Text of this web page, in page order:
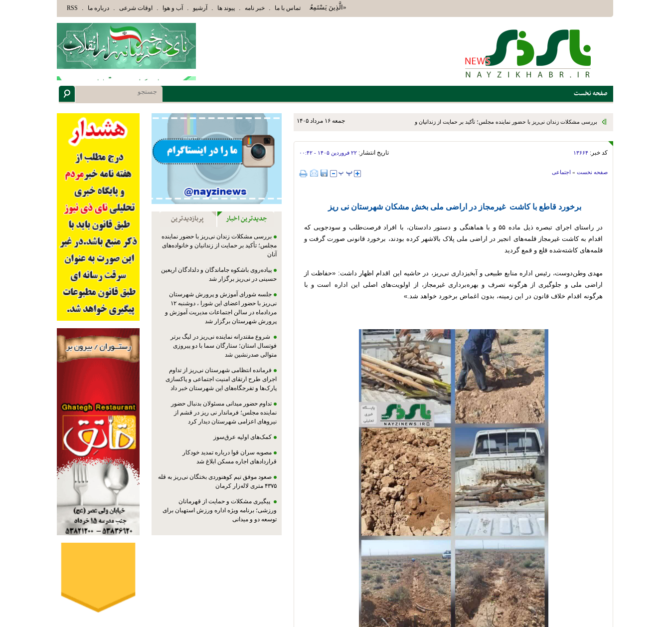
«الَّذِينَ يَسْتَمِعُونَ الْقَوْلَ فَيَتَّبِعُونَ أَحْسَنَهُ أُوْلَئِكَ الَّذِينَ هَدَاهُمُ اللَّهُ وَأُوْلَئِكَ هُمْ أُوْلُوا الْأَلْبَابِ» عاقلان هدایت یافته،حرفها را میشنوند و
تماس با ما . خبر نامه . پیوند ها . آرشیو . آب و هوا . اوقات شرعی . درباره ما .
RSS
صفحه نخست
جمعه ۱۶ مرداد ۱۴۰۵ بررسی مشکلات زندان نی‌ریز با حضور نماینده مجلس؛ تأکید بر حمایت از زندانیان و خانواده‌های آنان
کد خبر: ۱۳۶۶۴ تاریخ انتشار: ۲۲ فروردين ۱۴۰۵ - ۰۰:۴۲
صفحه نخست » اجتماعی
برخورد قاطع با کاشت غیرمجاز در اراضی ملی بخش مشکان شهرستان نی ریز
در راستای اجرای تبصره ذیل ماده ۵۵ و با هماهنگی و دستور دادستان، با افراد فرصت‌طلب و سودجویی که
اقدام به کاشت غیرمجاز قلمه‌های انجیر در اراضی ملی پلاک بالاشهر کرده بودند، برخورد قانونی صورت گرفت و
قلمه‌های کاشته‌شده قلع و قمع گردید
مهدی وطن‌دوست، رئیس اداره منابع طبیعی و آبخیزداری نی‌ریز، در حاشیه این اقدام اظهار داشت: «حفاظت از
اراضی ملی و جلوگیری از هرگونه تصرف و بهره‌برداری غیرمجاز، از اولویت‌های اصلی این اداره است و با
هرگونه اقدام خلاف قانون در این زمینه، بدون اغماض برخورد خواهد شد.»
جدیدترین اخبار پربازدیدترین
بررسی مشکلات زندان نی‌ریز با حضور نماینده
مجلس؛ تأکید بر حمایت از زندانیان و خانواده‌های
آنان
پیاده‌روی باشکوه جاماندگان و دلدادگان اربعین
حسینی در نی‌ریز برگزار شد
جلسه شورای آموزش و پرورش شهرستان
نی‌ریز با حضور اعضای این شورا ، دوشنبه ۱۲
مردادماه در سالن اجتماعات مدیریت آموزش و
پرورش شهرستان برگزار شد
شروع مقتدرانه نماینده نی‌ریز در لیگ برتر
فوتسال استان؛ ستارگان سما با دو پیروزی
متوالی صدرنشین شد
فرمانده انتظامی شهرستان نی‌ریز از تداوم
اجرای طرح ارتقای امنیت اجتماعی و پاکسازی
پارک‌ها و تفرجگاه‌های این شهرستان خبر داد
تداوم حضور میدانی مسئولان بدنبال حضور
نماینده مجلس؛ فرماندار نی ریز در قشم از
نیروهای اعزامی شهرستان دیدار کرد
کمک‌های اولیه عرق‌سوز
مصوبه سران قوا درباره تمدید خودکار
قراردادهای اجاره مسکن ابلاغ شد
صعود موفق تیم کوهنوردی بختگان نی‌ریز به قله
۴۳۷۵ متری لاله‌زار کرمان
پیگیری مشکلات و حمایت از قهرمانان
ورزشی؛ برنامه ویژه اداره ورزش استهبان برای
توسعه دو و میدانی